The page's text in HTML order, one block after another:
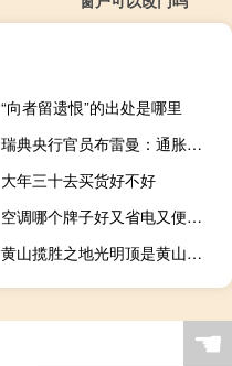
“向者留遗恨”的出处是哪里
瑞典央行官员布雷曼：通胀高时家庭之间存在较大差异但所有家庭都受到负面影响
大年三十去买货好不好
空调哪个牌子好又省电又便宜（空调哪个牌子好）
黄山揽胜之地光明顶是黄山的最高峰吗
☚